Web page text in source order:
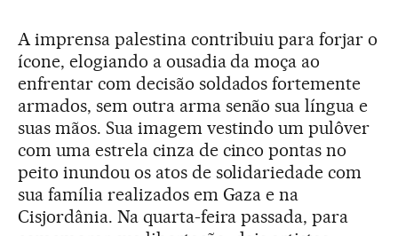
A imprensa palestina contribuiu para forjar o
ícone, elogiando a ousadia da moça ao
enfrentar com decisão soldados fortemente
armados, sem outra arma senão sua língua e
suas mãos. Sua imagem vestindo um pulôver
com uma estrela cinza de cinco pontas no
peito inundou os atos de solidariedade com
sua família realizados em Gaza e na
Cisjordânia. Na quarta-feira passada, para